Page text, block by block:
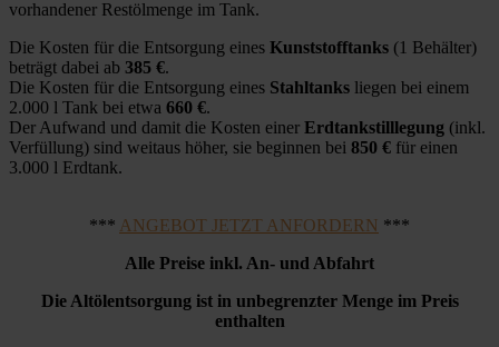
vorhandener Restölmenge im Tank.
Die Kosten für die Entsorgung eines Kunststofftanks (1 Behälter)
beträgt dabei ab 385 €.
Die Kosten für die Entsorgung eines Stahltanks liegen bei einem
2.000 l Tank bei etwa 660 €.
Der Aufwand und damit die Kosten einer Erdtankstilllegung (inkl.
Verfüllung) sind weitaus höher, sie beginnen bei 850 € für einen
3.000 l Erdtank.
*** ANGEBOT JETZT ANFORDERN ***
Alle Preise inkl. An- und Abfahrt
Die Altölentsorgung ist in unbegrenzter Menge im Preis
enthalten